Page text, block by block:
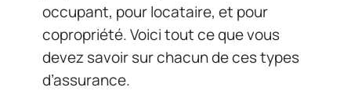
occupant, pour locataire, et pour
copropriété. Voici tout ce que vous
devez savoir sur chacun de ces types
d’assurance.